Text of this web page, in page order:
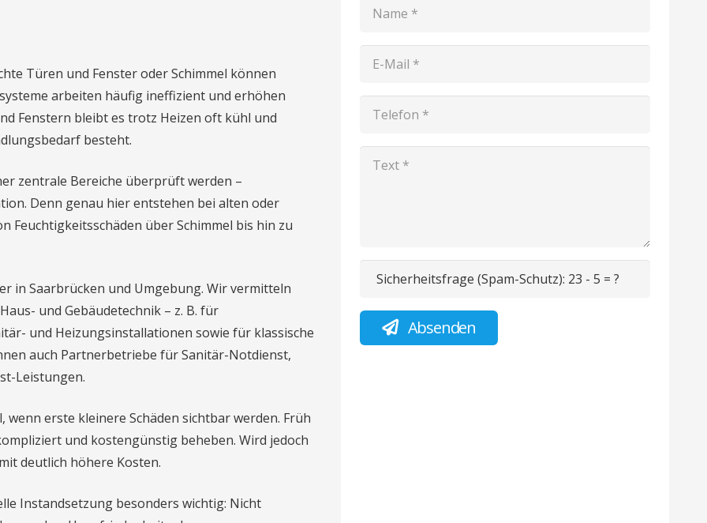
Türen und Fenster oder Schimmel können
arbeiten häufig ineffizient und erhöhen
Fenstern bleibt es trotz Heizen oft kühl und
besteht.
zentrale Bereiche überprüft werden –
Denn genau hier entstehen bei alten oder
Feuchtigkeitsschäden über Schimmel bis hin zu
in Saarbrücken und Umgebung. Wir vermitteln
und Gebäudetechnik – z. B. für
und Heizungsinstallationen sowie für klassische
auch Partnerbetriebe für Sanitär-Notdienst,
Leistungen.
erste kleinere Schäden sichtbar werden. Früh
und kostengünstig beheben. Wird jedoch
deutlich höhere Kosten.
Instandsetzung besonders wichtig: Nicht
Sicherheitsfrage (Spam-Schutz): 23 - 5 = ?
Absenden